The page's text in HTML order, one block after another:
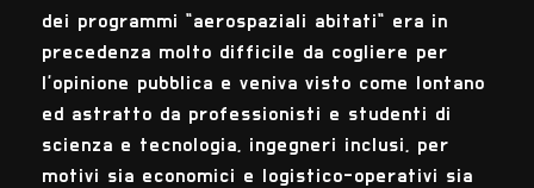
dei programmi "aerospaziali abitati" era in
precedenza molto difficile da cogliere per
l'opinione pubblica e veniva visto come lontano
ed astratto da professionisti e studenti di
scienza e tecnologia, ingegneri inclusi, per
motivi sia economici e logistico-operativi sia